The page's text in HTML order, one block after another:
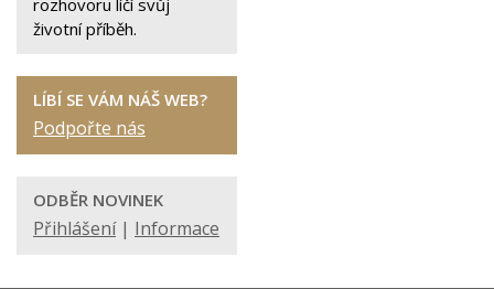
životní příběh.
LÍBÍ SE VÁM NÁŠ WEB?
Podpořte nás
ODBĚR NOVINEK
Přihlášení| Informace